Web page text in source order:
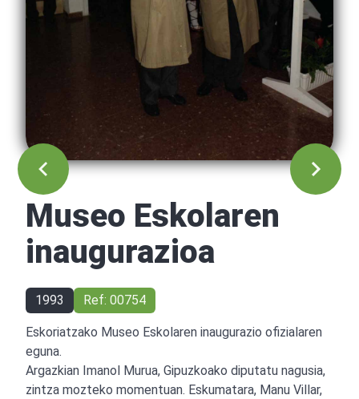
Museo Eskolaren
inaugurazioa
1993 Ref: 00754
Eskoriatzako Museo Eskolaren inaugurazio ofizialaren
eguna.
Argazkian Imanol Murua, Gipuzkoako diputatu nagusia,
zintza mozteko momentuan. Eskumatara, Manu Villar,